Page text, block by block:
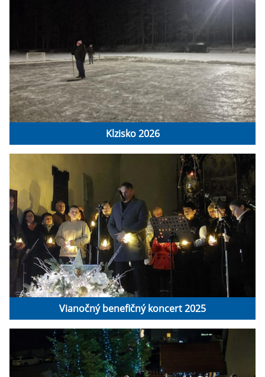
Klzisko 2026
Vianočný benefičný koncert 2025